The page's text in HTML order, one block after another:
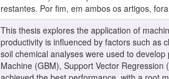
restantes. Por fim, em ambos os artigos,
This thesis explores the application of
productivity is influenced by factors such as
soil chemical analyses were used to
Machine (GBM), Support Vector